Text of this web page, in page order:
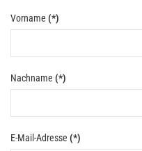
Vorname (*)
Nachname (*)
E-Mail-Adresse (*)